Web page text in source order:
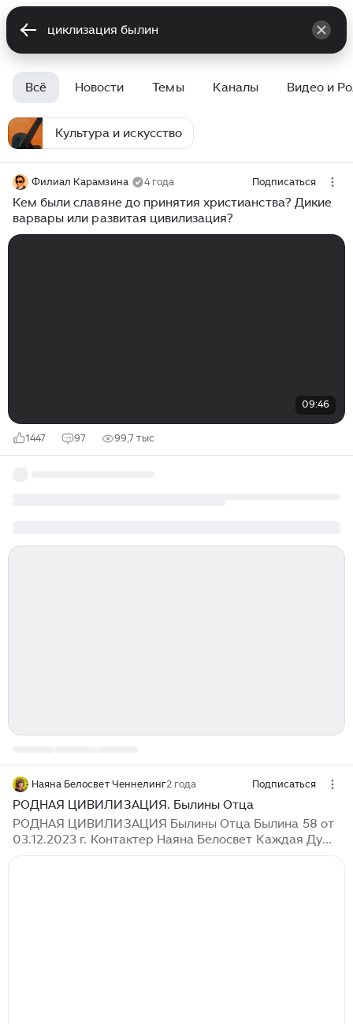
Всё Новости Темы Каналы Видео и
Культура и искусство
Филиал Карамзина 4 года Подписаться
Кем были славяне до принятия христианства? Дикие
варвары или развитая цивилизация?
09:46
1447 97 99,7 тыс
Наяна Белосвет Ченнелинг2 года Подписаться
РОДНАЯ ЦИВИЛИЗАЦИЯ. Былины Отца
РОДНАЯ ЦИВИЛИЗАЦИЯ Былины Отца Былина 58 от
03.12.2023 г. Контактер Наяна Белосвет Каждая Душа